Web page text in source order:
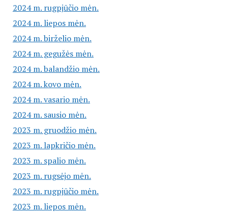
2024 m. rugpjūčio mėn.
2024 m. liepos mėn.
2024 m. birželio mėn.
2024 m. gegužės mėn.
2024 m. balandžio mėn.
2024 m. kovo mėn.
2024 m. vasario mėn.
2024 m. sausio mėn.
2023 m. gruodžio mėn.
2023 m. lapkričio mėn.
2023 m. spalio mėn.
2023 m. rugsėjo mėn.
2023 m. rugpjūčio mėn.
2023 m. liepos mėn.